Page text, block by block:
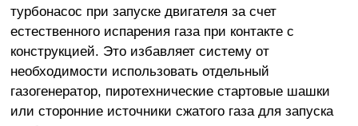
турбонасос при запуске двигателя за счет
естественного испарения газа при контакте с
конструкцией. Это избавляет систему от
необходимости использовать отдельный
газогенератор, пиротехнические стартовые шашки
или сторонние источники сжатого газа для запуска